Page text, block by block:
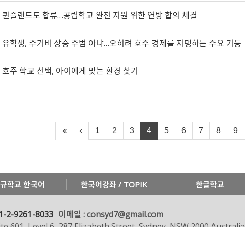
퀸즐랜드도 합류…공립학교 완전 지원 위한 연방 합의 체결
유학생, 주거비 상승 주범 아냐…오히려 호주 경제를 지탱하는 주요 기둥
호주 학교 선택, 아이에게 맞는 환경 찾기
1 2 3 4 5 6 7 8 9
학교 한국어 한국어강좌 / TOPIK 한글학교
2-9261-8033 이메일 : consyd7@gmail.com